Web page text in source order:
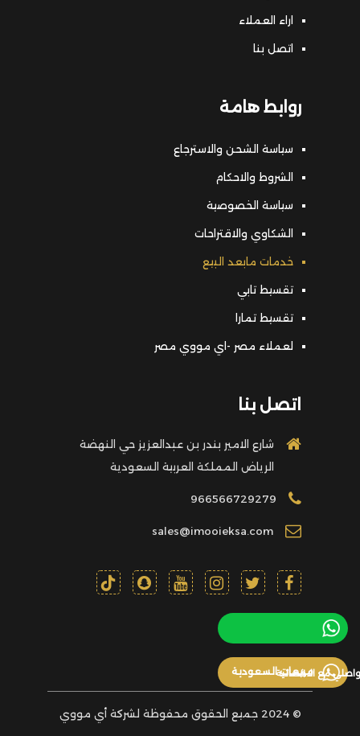
اراء العملاء
اتصل بنا
روابط هامة
سياسة الشحن والاسترجاع
الشروط والاحكام
سياسة الخصوصية
الشكاوي والاقتراحات
خدمات مابعد البيع
تقسيط تابي
تقسيط تمارا
لعملاء مصر -اي مووي مصر
اتصل بنا
شارع الامير بندر بن عبدالعزيز حي النهضة
الرياض المملكة العربية السعودية
966566729279
sales@imooieksa.com
© 2024 جميع الحقوق محفوظة لشركة أي مووي
مبيعات السعودية
مع الاخصائية